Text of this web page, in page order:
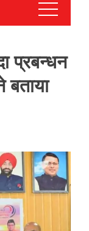
प्रबन्धन
बताया